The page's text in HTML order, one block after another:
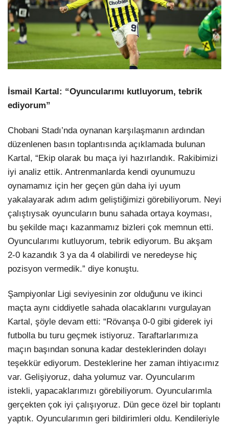
İsmail Kartal: “Oyuncularımı kutluyorum, tebrik
ediyorum”
Chobani Stadı’nda oynanan karşılaşmanın ardından
düzenlenen basın toplantısında açıklamada bulunan
Kartal, “Ekip olarak bu maça iyi hazırlandık. Rakibimizi
iyi analiz ettik. Antrenmanlarda kendi oyunumuzu
oynamamız için her geçen gün daha iyi uyum
yakalayarak adım adım geliştiğimizi görebiliyorum. Neyi
çalıştıysak oyuncuların bunu sahada ortaya koyması,
bu şekilde maçı kazanmamız bizleri çok memnun etti.
Oyuncularımı kutluyorum, tebrik ediyorum. Bu akşam
2-0 kazandık 3 ya da 4 olabilirdi ve neredeyse hiç
pozisyon vermedik.” diye konuştu.
Şampiyonlar Ligi seviyesinin zor olduğunu ve ikinci
maçta aynı ciddiyetle sahada olacaklarını vurgulayan
Kartal, şöyle devam etti: “Rövanşa 0-0 gibi giderek iyi
futbolla bu turu geçmek istiyoruz. Taraftarlarımıza
maçın başından sonuna kadar desteklerinden dolayı
teşekkür ediyorum. Desteklerine her zaman ihtiyacımız
var. Gelişiyoruz, daha yolumuz var. Oyuncularım
istekli, yapacaklarımızı görebiliyorum. Oyuncularımla
gerçekten çok iyi çalışıyoruz. Dün gece özel bir toplantı
yaptık. Oyuncularımın geri bildirimleri oldu. Kendileriyle